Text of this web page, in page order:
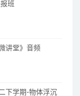
班
讲堂》音频
下学期-物体浮沉